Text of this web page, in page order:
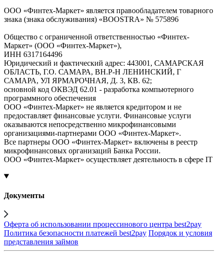
ООО «Финтех-Маркет» является правообладателем товарного
знака (знака обслуживания) «BOOSTRA» № 575896
Общество с ограниченной ответственностью «Финтех-
Маркет» (ООО «Финтех-Маркет»),
ИНН 6317164496
Юридический и фактический адрес: 443001, САМАРСКАЯ
ОБЛАСТЬ, Г.О. САМАРА, ВН.Р-Н ЛЕНИНСКИЙ, Г
САМАРА, УЛ ЯРМАРОЧНАЯ, Д. 3, КВ. 62;
основной код ОКВЭД 62.01 - разработка компьютерного
программного обеспечения
ООО «Финтех-Маркет» не является кредитором и не
предоставляет финансовые услуги. Финансовые услуги
оказываются непосредственно микрофинансовыми
организациями-партнерами ООО «Финтех-Маркет».
Все партнеры ООО «Финтех-Маркет» включены в реестр
микрофинансовых организаций Банка России.
ООО «Финтех-Маркет» осуществляет деятельность в сфере IT
Документы
Оферта об использовании процессинового центра best2pay
Политика безопасности платежей best2pay Порядок и условия
представления займов